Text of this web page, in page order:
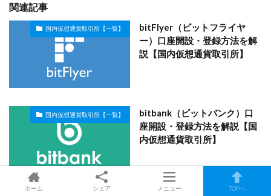
関連記事
国内仮想通貨取引所【一覧】
bitFlyer（ビットフライヤ
ー）口座開設・登録方法を解
説【国内仮想通貨取引所】
国内仮想通貨取引所【一覧】
bitbank（ビットバンク）口
座開設・登録方法を解説【国
内仮想通貨取引所】
ホーム シェア メニュー TOPへ